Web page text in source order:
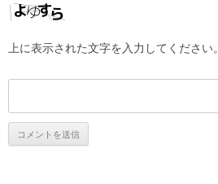
上に表示された文字を入力してください。